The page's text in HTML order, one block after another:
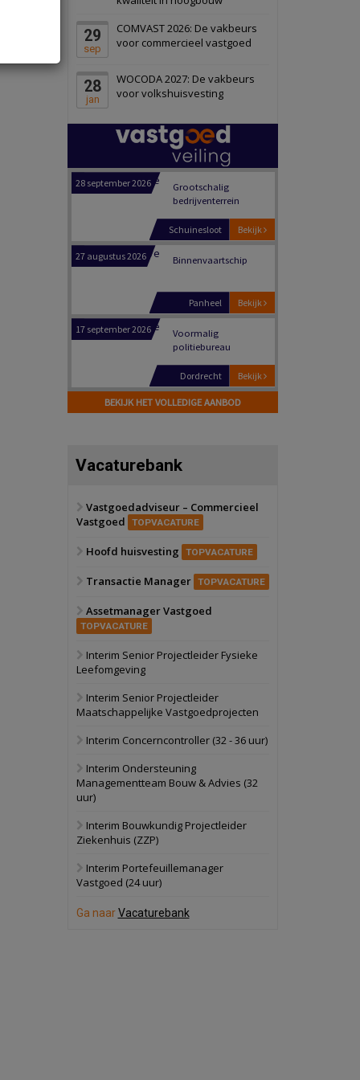
29
sep
COMVAST 2026: De vakbeurs
voor commercieel vastgoed
28
jan
WOCODA 2027: De vakbeurs
voor volkshuisvesting
Schiedam
22 september 2026 Attractiepark
Bekijk
Oranje
28 september 2026
bedrijventerrein
Schuinesloot
27 augustus 2026 Binnenvaartschip
Bekijk
Panheel
17 september 2026
Voormalig
Bekijk
Dordrecht
17 september 2026
Voormalig
politiebureau
Bekijk
Hilversum
17 september 2026
Voormalig
Zwanenburg
6 oktober 2026 Transformatieobject
22 september 2026
28 september 2026
Grootschalig
bedrijventerrein
Bekijk
Schuinesloot
27 augustus 2026 Binnenvaartschip
17 september 2026
17 september 2026
Voormalig
BEKIJK HET VOLLEDIGE AANBOD
Vacaturebank
Vastgoedadviseur – Commercieel
Vastgoed
TOPVACATURE
Hoofd huisvesting TOPVACATURE
Transactie Manager TOPVACATURE
Assetmanager Vastgoed
TOPVACATURE
Interim Senior Projectleider Fysieke
Leefomgeving
Interim Senior Projectleider
Maatschappelijke Vastgoedprojecten
Interim Concerncontroller (32 - 36 uur)
Interim Ondersteuning
Managementteam Bouw & Advies (32
uur)
Interim Bouwkundig Projectleider
Ziekenhuis (ZZP)
Interim Portefeuillemanager
Vastgoed (24 uur)
Ga naarVacaturebank